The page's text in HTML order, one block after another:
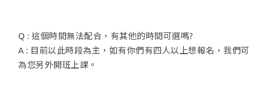
Q : 這個時間無法配合，有其他的時間可選嗎?
A : 目前以此時段為主，如有你們有四人以上想報名，我們可
為您另外開班上課。